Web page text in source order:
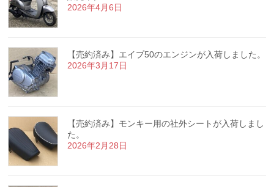
2026年4月6日
【売約済み】エイプ50のエンジンが入荷しました。
2026年3月17日
【売約済み】モンキー用の社外シートが入荷しまし
た。
2026年2月28日